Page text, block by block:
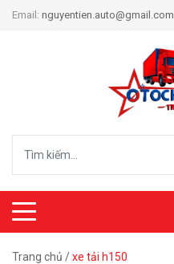
Email: nguyentien.auto@gmail.com
Trang chủ /xe tải h150